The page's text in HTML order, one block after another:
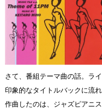
さて、番組テーマ曲の話。ラ
印象的なタイトルバックに流
作曲したのは、ジャズピアニ